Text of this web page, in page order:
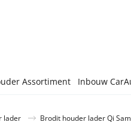
Assortiment Inbouw
lader Brodit houder lader Qi